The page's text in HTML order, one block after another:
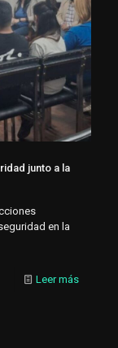
junto a la
en la
Leer más